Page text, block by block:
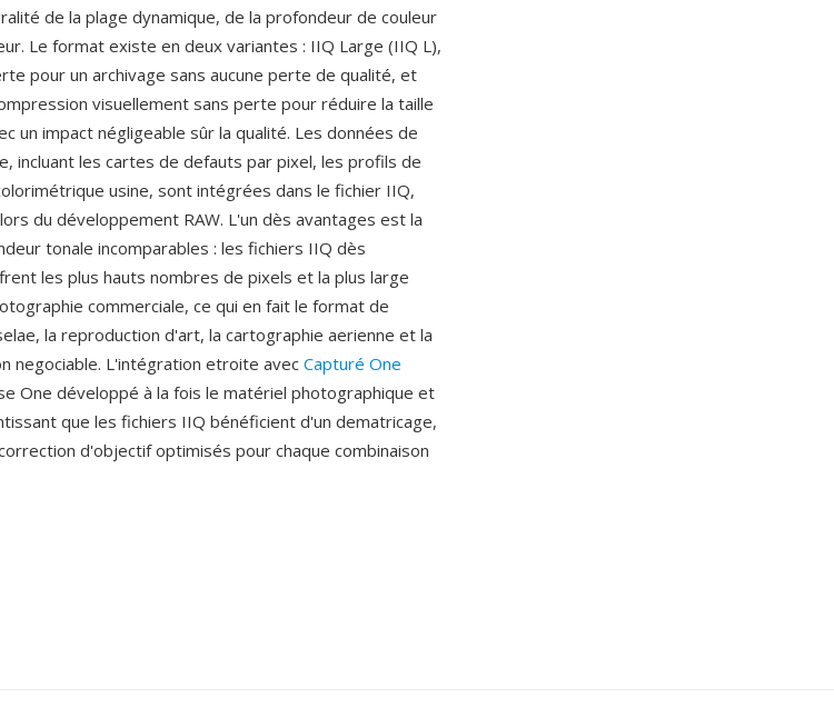
de la plage dynamique, de la profondeur de couleur
Le format existe en deux variantes : IIQ Large (IIQ L),
pour un archivage sans aucune perte de qualité, et
visuellement sans perte pour réduire la taille
un impact négligeable sûr la qualité. Les données de
incluant les cartes de defauts par pixel, les profils de
usine, sont intégrées dans le fichier IIQ,
du développement RAW. L'un dès avantages est la
tonale incomparables : les fichiers IIQ dès
les plus hauts nombres de pixels et la plus large
commerciale, ce qui en fait le format de
la reproduction d'art, la cartographie aerienne et la
negociable. L'intégration etroite avec Capturé One
One développé à la fois le matériel photographique et
que les fichiers IIQ bénéficient d'un dematricage,
d'objectif optimisés pour chaque combinaison